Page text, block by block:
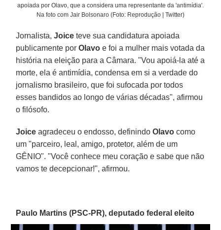
apoiada por Olavo, que a considera uma representante da 'antimídia'.
Na foto com Jair Bolsonaro (Foto: Reprodução | Twitter)
Jornalista,Joice teve sua candidatura apoiada
publicamente porOlavo e foi a mulher mais votada da
história na eleição para a Câmara. "Vou apoiá-la até a
morte, ela é antimídia, condensa em si a verdade do
jornalismo brasileiro, que foi sufocada por todos
esses bandidos ao longo de várias décadas", afirmou
o filósofo.
Joice agradeceu o endosso, definindoOlavo como
um "parceiro, leal, amigo, protetor, além de um
GÊNIO". "Você conhece meu coração e sabe que não
vamos te decepcionar!", afirmou.
Paulo Martins (PSC-PR), deputado federal eleito